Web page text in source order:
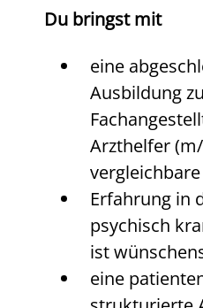
Du bringst mit
eine
Ausbildung
Arzthelfer
Erfahrung in
psychisch
ist
eine